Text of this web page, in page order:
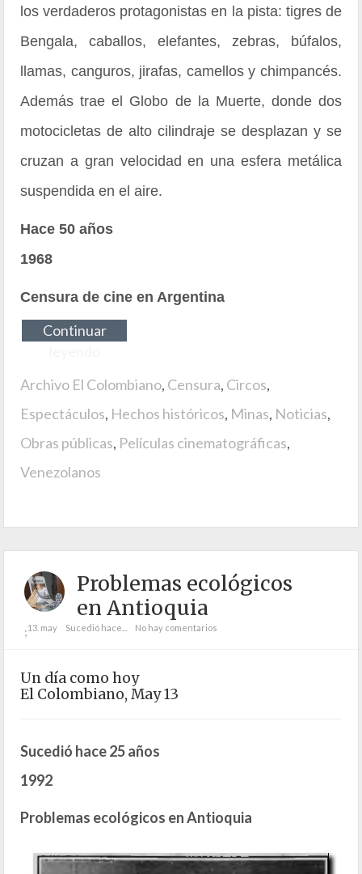
los verdaderos protagonistas en la pista: tigres de
Bengala, caballos, elefantes, zebras, búfalos,
llamas, canguros, jirafas, camellos y chimpancés.
Además trae el Globo de la Muerte, donde dos
motocicletas de alto cilindraje se desplazan y se
cruzan a gran velocidad en una esfera metálica
suspendida en el aire.
Hace 50 años
1968
Censura de cine en Argentina
Continuar
Archivo El Colombiano, Censura, Circos,
Espectáculos, Hechos históricos, Minas, Noticias,
Obras públicas, Películas cinematográficas,
Venezolanos
Problemas ecológicos
en Antioquia
;13. may Sucedió hace... No hay comentarios
Un día como hoy
El Colombiano, May 13
Sucedió hace 25 años
1992
Problemas ecológicos en Antioquia